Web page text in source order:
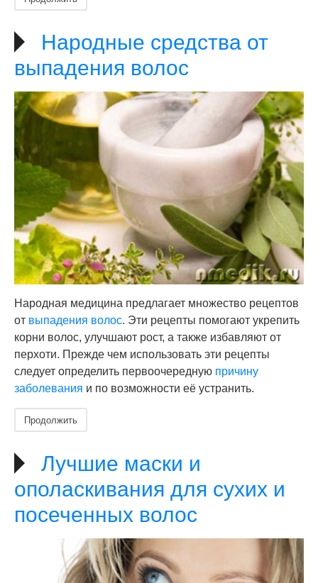
Народные средства от
выпадения волос
Народная медицина предлагает множество рецептов
от выпадения волос. Эти рецепты помогают укрепить
корни волос, улучшают рост, а также избавляют от
перхоти. Прежде чем использовать эти рецепты
следует определить первоочередную причину
заболевания и по возможности её устранить.
Продолжить
Лучшие маски и
ополаскивания для сухих и
посеченных волос